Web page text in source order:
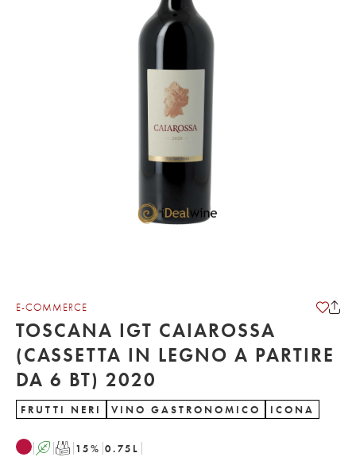
E-COMMERCE
TOSCANA IGT CAIAROSSA
(CASSETTA IN LEGNO A PARTIRE
DA 6 BT) 2020
FRUTTI NERI VINO GASTRONOMICO ICONA
A T 15% 0.75 L